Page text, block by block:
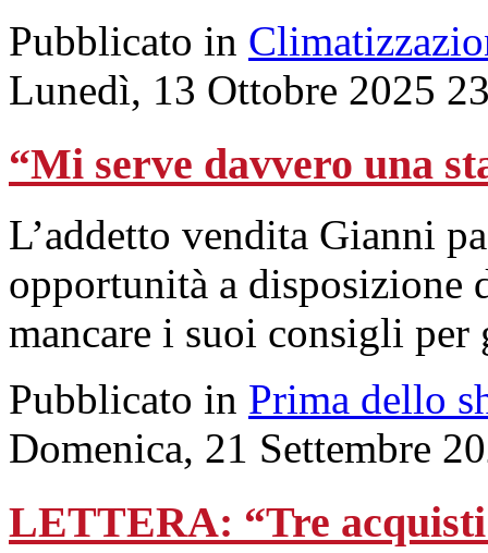
Pubblicato in
Lunedì, 13 Ottobre 2025
“Mi serve davvero una
L’addetto vendita Gianni
opportunità a disposizione
mancare i suoi consigli
Pubblicato in Prima dello
Domenica, 21 Settembre
LETTERA: “Tre